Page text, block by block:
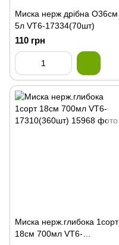
Миска нерж дрібна О36см
5л VT6-17334(70шт)
110 грн
Миска нерж.глибока 1сорт
18см 700мл VT6-